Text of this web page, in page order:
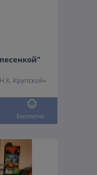
Крупской»
Бесплатно